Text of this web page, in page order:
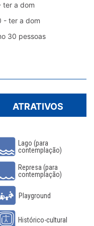
a dom
- ter a dom
30 pessoas
ATRATIVOS
Lago (para
contemplação)
Represa (para
contemplação)
Playground
Histórico-cultural